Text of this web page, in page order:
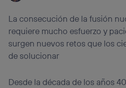
La consecución de la fusión
requiere mucho esfuerzo y
surgen nuevos retos que los
de solucionar
Desde la década de los años